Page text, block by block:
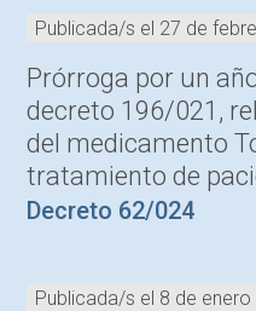
Publicada/s el 27 de
Prórroga por un
decreto 196/021,
del medicamento
tratamiento de
Decreto 62/024
Publicada/s el 8 de enero